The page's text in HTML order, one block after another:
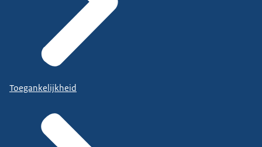
Toegankelijkheid